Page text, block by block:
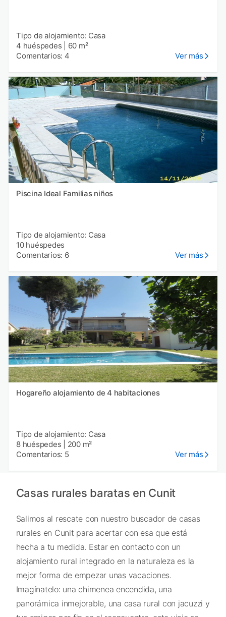
Tipo de alojamiento: Casa
4 huéspedes
60 m²
Comentarios: 4
Ver más
Piscina Ideal Familias niños
Tipo de alojamiento: Casa
10 huéspedes
Comentarios: 6
Ver más
Hogareño alojamiento de 4 habitaciones
Tipo de alojamiento: Casa
8 huéspedes
200 m²
Comentarios: 5
Ver más
Casas rurales baratas en Cunit
Salimos al rescate con nuestro buscador de casas
rurales en Cunit para acertar con esa que está
hecha a tu medida. Estar en contacto con un
alojamiento rural integrado en la naturaleza es la
mejor forma de empezar unas vacaciones.
Imagínatelo: una chimenea encendida, una
panorámica inmejorable, una casa rural con jacuzzi y